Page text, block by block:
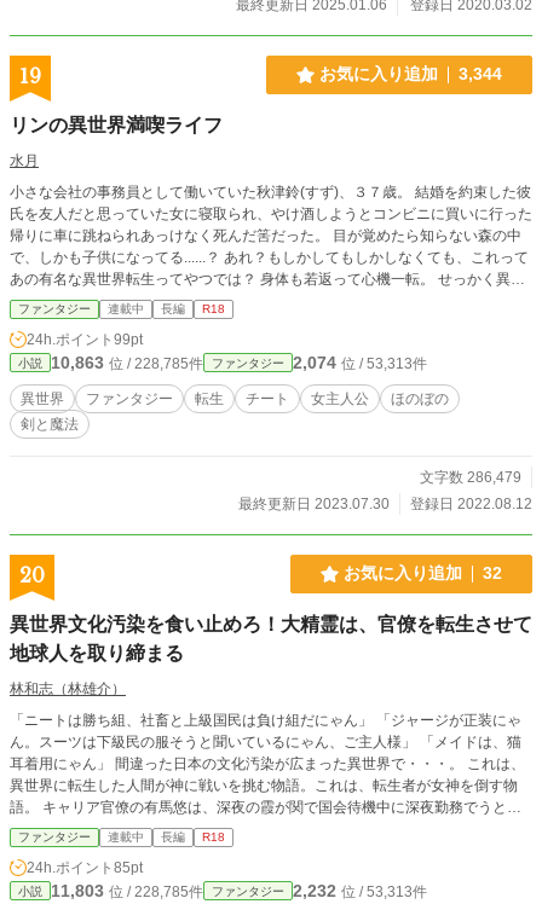
最終更新日 2025.01.06
登録日 2020.03.02
19 お気に入り追加 3,344
リンの異世界満喫ライフ
水月
小さな会社の事務員として働いていた秋津鈴(すず)、３７歳。 結婚を約束した彼
氏を友人だと思っていた女に寝取られ、やけ酒しようとコンビニに買いに行った
帰りに車に跳ねられあっけなく死んだ筈だった。 目が覚めたら知らない森の中
で、しかも子供になってる......？ あれ？もしかしてもしかしなくても、これって
あの有名な異世界転生ってやつでは？ 身体も若返って心機一転。 せっかく異世
界に生まれ変わったなら満喫しなきゃ勿体無いよね！？ これは異世界に転生し
た鈴の出鱈目みたいな異世界満喫ライフな話 ※R18は念の為の保険です。ハー
レム系は一切ありません。 ※第15回ファンタジー小説大賞は最終ランク52位で
した。応援して下さった皆様ありがとうございました(*^^*)
ファンタジー 連載中 長編 R18
24h.ポイント 99pt
小説 10,863 位 / 228,785件 ファンタジー 2,074 位 / 53,313件
異世界 ファンタジー 転生 チート 女主人公
ほのぼの
剣と魔法
文字数 286,479
最終更新日 2023.07.30
登録日 2022.08.12
20 お気に入り追加 32
異世界文化汚染を食い止めろ！大精霊は、官僚を転生させて
地球人を取り締まる
林和志（林雄介）
「ニートは勝ち組、社畜と上級国民は負け組だにゃん」 「ジャージが正装にゃ
ん。スーツは下級民の服そうと聞いているにゃん、ご主人様」 「メイドは、猫
耳着用にゃん」 間違った日本の文化汚染が広まった異世界で・・・。 これは、
異世界に転生した人間が神に戦いを挑む物語。これは、転生者が女神を倒す物
語。 キャリア官僚の有馬悠は、深夜の霞が関で国会待機中に深夜勤務でうとう
としていると夢の中に大精霊ソフィアを名乗る女性が現れる。ソフィアは、有馬
を調停者と呼び、女神フリージアが日本から召喚した転生者達が異世界文化汚染
をし、女神フリージアが姿をくらましたと告げる。地球の女神に相談したとこ
ろ、オタク官僚の異世界レンタルを快諾したという。忙しいと抵抗する有馬を大
ファンタジー 連載中 長編 R18
24h.ポイント 85pt
小説 11,803 位 / 228,785件 ファンタジー 2,232 位 / 53,313件